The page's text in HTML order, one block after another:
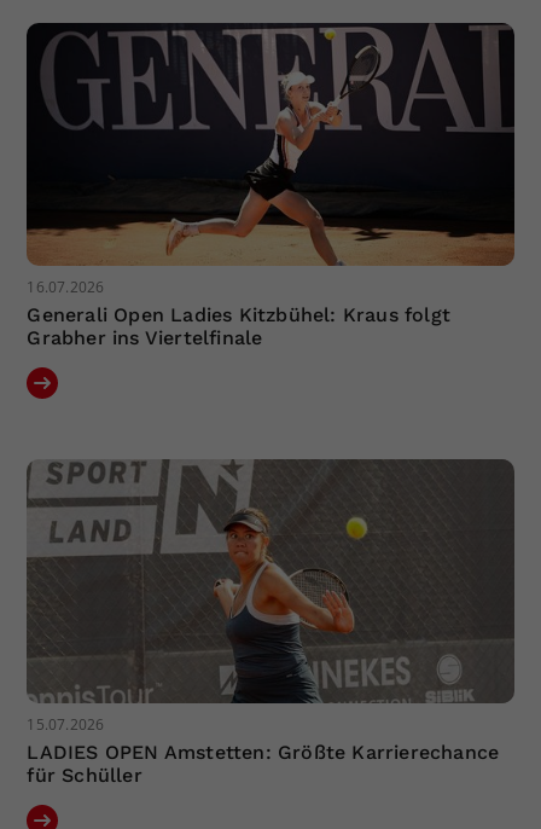
16.07.2026
Generali Open Ladies Kitzbühel: Kraus folgt
Grabher ins Viertelfinale
15.07.2026
LADIES OPEN Amstetten: Größte Karrierechance
für Schüller
Zweck
Dieser Wert speichert Ihre Consent-
Einstellungen. Unter anderem eine
zufällig generierte ID, für die
historische Speicherung Ihrer
vorgenommen Einstellungen, falls der
Webseiten-Betreiber dies eingestellt